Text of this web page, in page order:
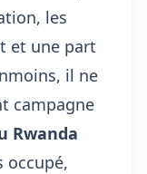
les
et une part
il ne
campagne
Rwanda
occupé,